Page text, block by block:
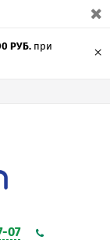
РУБ. при
×
07